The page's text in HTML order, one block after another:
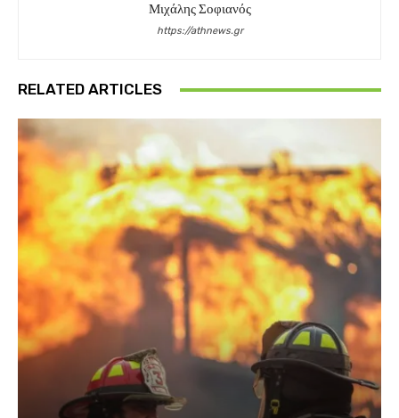
Μιχάλης Σοφιανός
https://athnews.gr
RELATED ARTICLES